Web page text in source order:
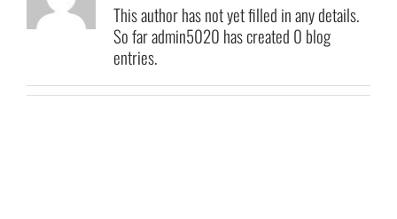
This author has not yet filled in any details.
So far admin5020 has created 0 blog
entries.